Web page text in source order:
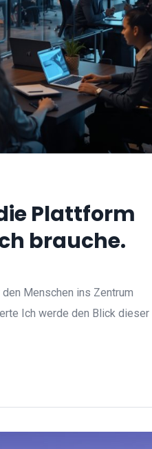
Plattform
brauche.
Menschen ins Zentrum
Ich werde den Blick dieser